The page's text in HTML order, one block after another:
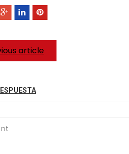
article